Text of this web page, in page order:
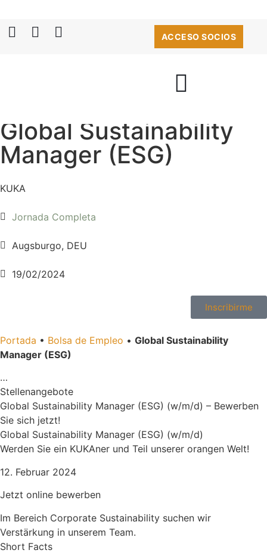
ACCESO SOCIOS
Global Sustainability
Manager (ESG)
KUKA
Jornada Completa
Augsburgo, DEU
19/02/2024
Inscribirme
Portada • Bolsa de Empleo • Global Sustainability
Manager (ESG)
…
Stellenangebote
Global Sustainability Manager (ESG) (w/m/d) – Bewerben
Sie sich jetzt!
Global Sustainability Manager (ESG) (w/m/d)
Werden Sie ein KUKAner und Teil unserer orangen Welt!
12. Februar 2024
Jetzt online bewerben
Im Bereich Corporate Sustainability suchen wir
Verstärkung in unserem Team.
Short Facts